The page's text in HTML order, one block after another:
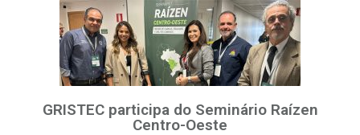
GRISTEC participa do Seminário Raízen
Centro-Oeste